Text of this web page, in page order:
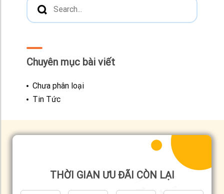
Chuyên mục bài viết
Chưa phân loại
Tin Tức
THỜI GIAN ƯU ĐÃI CÒN LẠI